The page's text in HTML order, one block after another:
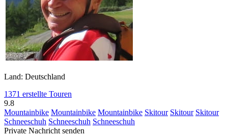
Land: Deutschland
1371 erstellte Touren
9.8
Mountainbike Mountainbike Mountainbike Skitour Skitour Skitour
Schneeschuh Schneeschuh Schneeschuh
Private Nachricht senden